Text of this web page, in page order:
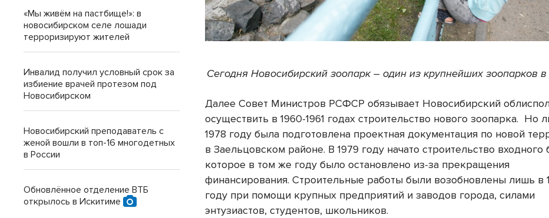
Сегодня Новосибирский зоопарк – один из крупнейших зоопарков
Далее Совет Министров РСФСР обязывает Новосибирский
осуществить в 1960-1961 годах строительство нового зоопарка. Но
1978 году была подготовлена проектная документация по новой
в Заельцовском районе. В 1979 году начато строительство входного
которое в том же году было остановлено из-за прекращения
финансирования. Строительные работы были возобновлены лишь в
году при помощи крупных предприятий и заводов города, силами
энтузиастов, студентов, школьников.
«Мы живём на пастбище!»: в
новосибирском селе лошади
терроризируют жителей
Инвалид получил условный срок за
избиение врачей протезом под
Новосибирском
Новосибирский преподаватель с
женой вошли в топ-16 многодетных
в России
Обновлённое отделение ВТБ
открылось в Искитиме